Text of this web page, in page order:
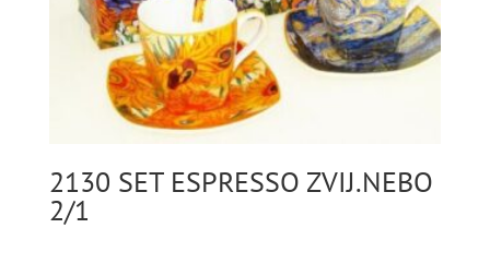
2130 SET ESPRESSO ZVIJ.NEBO
2/1